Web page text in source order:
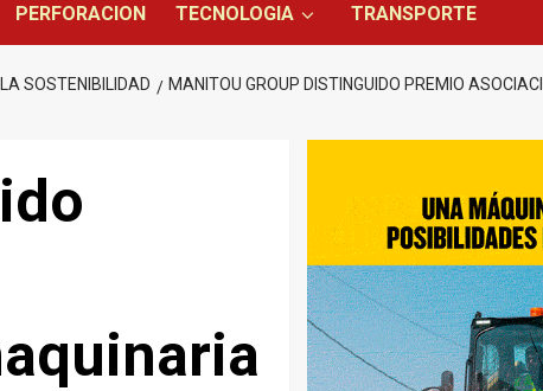
PERFORACION TECNOLOGIA TRANSPORTE
SOSTENIBILIDAD
MANITOU GROUP DISTINGUIDO PREMIO